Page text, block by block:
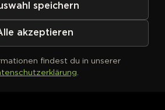
definiert
speichern
akzeptieren
findest du in unserer